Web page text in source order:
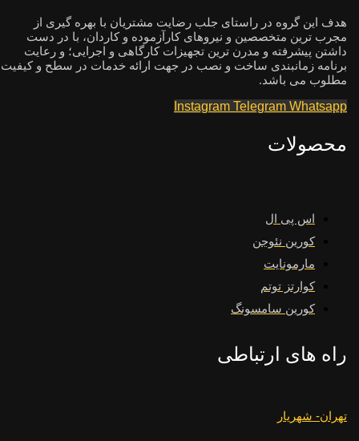
هدف این گروه در راستای جلب رضایت مشتریان با بهره گیری از
مجرب ترین متخصصین و نیروهای کارآزموده و کاردان، با در دست
داشتن پیشرفته و مدرن ترین تجهیزات کارگاهی و اجرایی؛ و رعایت
برنامه زمانبندی ساخت و نصب در جهت ارائه خدمات در سطح و کیفیت
مطلوب می باشد.
Instagram Telegram Whatsapp
محصولات
اس پی ال
کورین نئوجن
مارمونایت
کوارتز توتم
کورین سامسونگ
راه های ارتباطی
تهران- شهریار